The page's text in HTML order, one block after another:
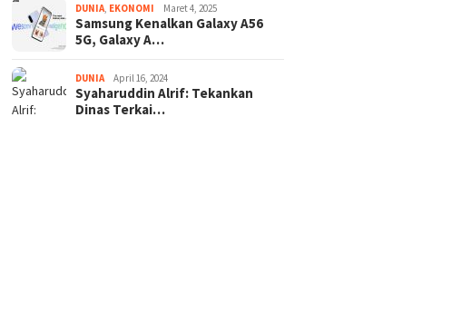
DUNIA, EKONOMI Maret 4, 2025
Samsung Kenalkan Galaxy A56
5G, Galaxy A…
DUNIA April 16, 2024
Syaharuddin Alrif: Tekankan
Dinas Terkai…